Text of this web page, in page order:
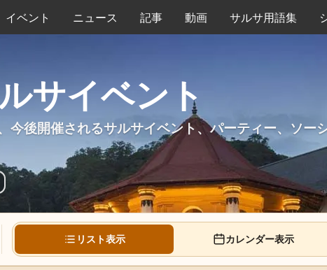
イベント ニュース 記事 動画 サルサ用語集
サイベント
今後開催されるサルサイベント、パーティー、ソー
リスト表示 カレンダー表示